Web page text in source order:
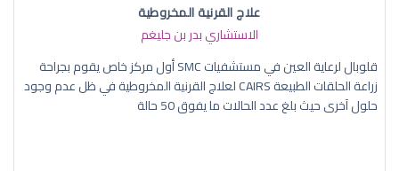
علاج القرنية المخروطية
الاستشاري بدر بن جليغم
قلوبال لرعاية العين في مستشفيات SMC أول مركز خاص يقوم بجراحة
زراعة الحلقات الطبيعة CAIRS لعلاج القرنية المخروطية في ظل عدم وجود
حلول آخرى حيث بلغ عدد الحالات ما يفوق 50 حالة